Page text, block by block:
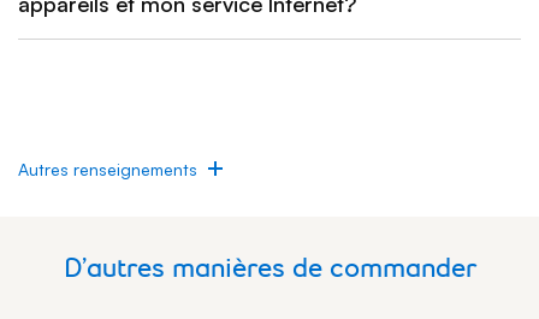
Autres renseignements
D’autres manières de commander